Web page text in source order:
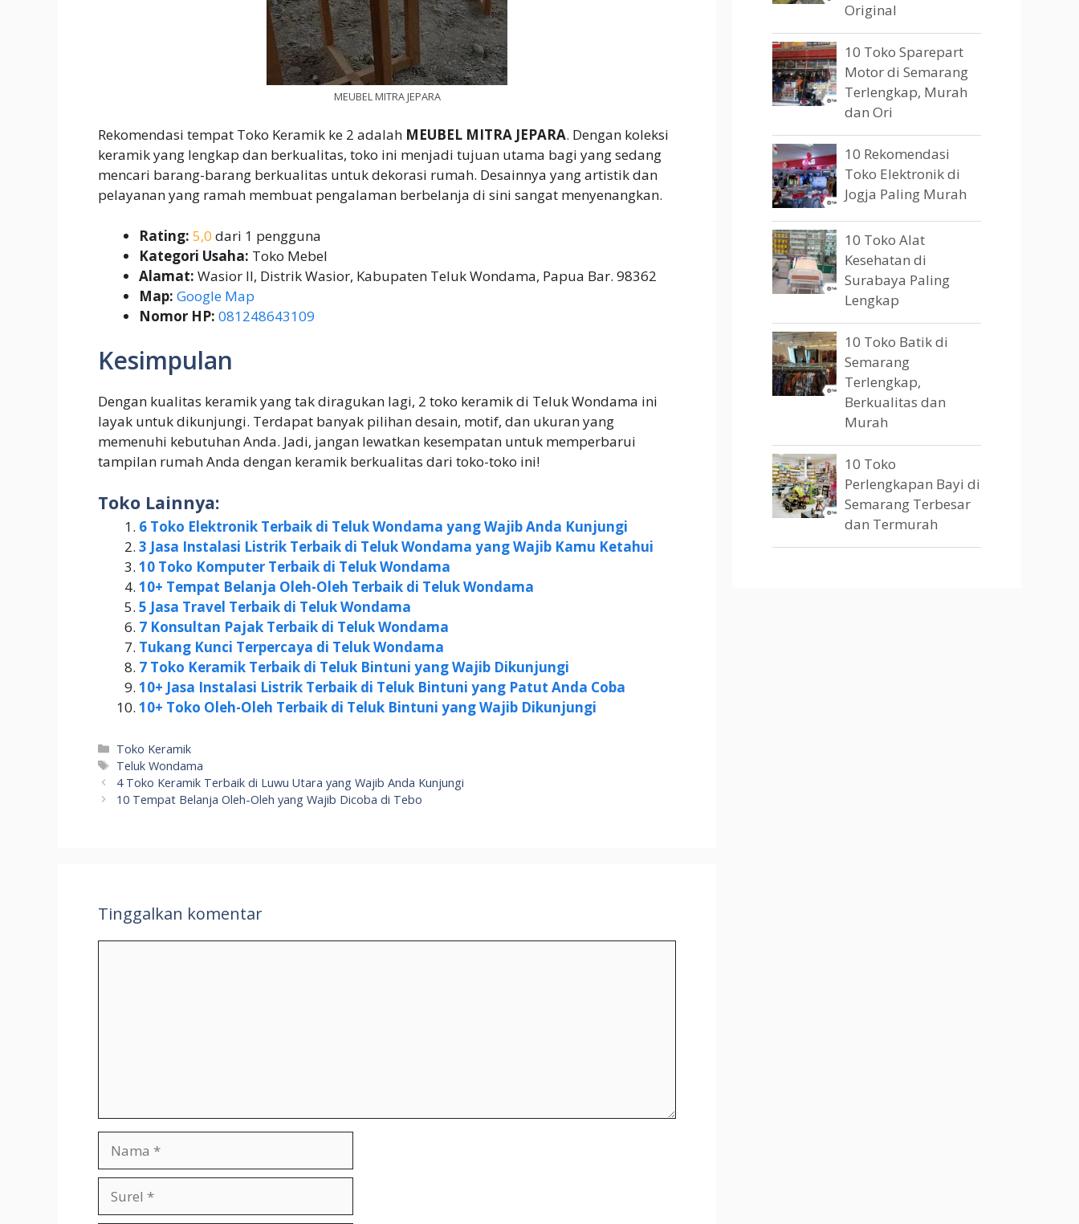
MEUBEL MITRA JEPARA
Rekomendasi tempat Toko Keramik ke 2 adalah MEUBEL MITRA JEPARA. Dengan koleksi
keramik yang lengkap dan berkualitas, toko ini menjadi tujuan utama bagi yang sedang
mencari barang-barang berkualitas untuk dekorasi rumah. Desainnya yang artistik dan
pelayanan yang ramah membuat pengalaman berbelanja di sini sangat menyenangkan.
Rating: 5,0 dari 1 pengguna
Kategori Usaha: Toko Mebel
Alamat: Wasior II, Distrik Wasior, Kabupaten Teluk Wondama, Papua Bar. 98362
Map: Google Map
Nomor HP: 081248643109
Kesimpulan
Dengan kualitas keramik yang tak diragukan lagi, 2 toko keramik di Teluk Wondama ini
layak untuk dikunjungi. Terdapat banyak pilihan desain, motif, dan ukuran yang
memenuhi kebutuhan Anda. Jadi, jangan lewatkan kesempatan untuk memperbarui
tampilan rumah Anda dengan keramik berkualitas dari toko-toko ini!
Toko Lainnya:
6 Toko Elektronik Terbaik di Teluk Wondama yang Wajib Anda Kunjungi
3 Jasa Instalasi Listrik Terbaik di Teluk Wondama yang Wajib Kamu Ketahui
10 Toko Komputer Terbaik di Teluk Wondama
10+ Tempat Belanja Oleh-Oleh Terbaik di Teluk Wondama
5 Jasa Travel Terbaik di Teluk Wondama
7 Konsultan Pajak Terbaik di Teluk Wondama
Tukang Kunci Terpercaya di Teluk Wondama
7 Toko Keramik Terbaik di Teluk Bintuni yang Wajib Dikunjungi
10+ Jasa Instalasi Listrik Terbaik di Teluk Bintuni yang Patut Anda Coba
10+ Toko Oleh-Oleh Terbaik di Teluk Bintuni yang Wajib Dikunjungi
Kategori
Toko Keramik
Tag
Teluk Wondama
4 Toko Keramik Terbaik di Luwu Utara yang Wajib Anda Kunjungi
10 Tempat Belanja Oleh-Oleh yang Wajib Dicoba di Tebo
Tinggalkan komentar
Original
10 Toko Sparepart
Motor di Semarang
Terlengkap, Murah
dan Ori
10 Rekomendasi
Toko Elektronik di
Jogja Paling Murah
10 Toko Alat
Kesehatan di
Surabaya Paling
Lengkap
10 Toko Batik di
Semarang
Terlengkap,
Berkualitas dan
Murah
10 Toko
Perlengkapan Bayi di
Semarang Terbesar
dan Termurah